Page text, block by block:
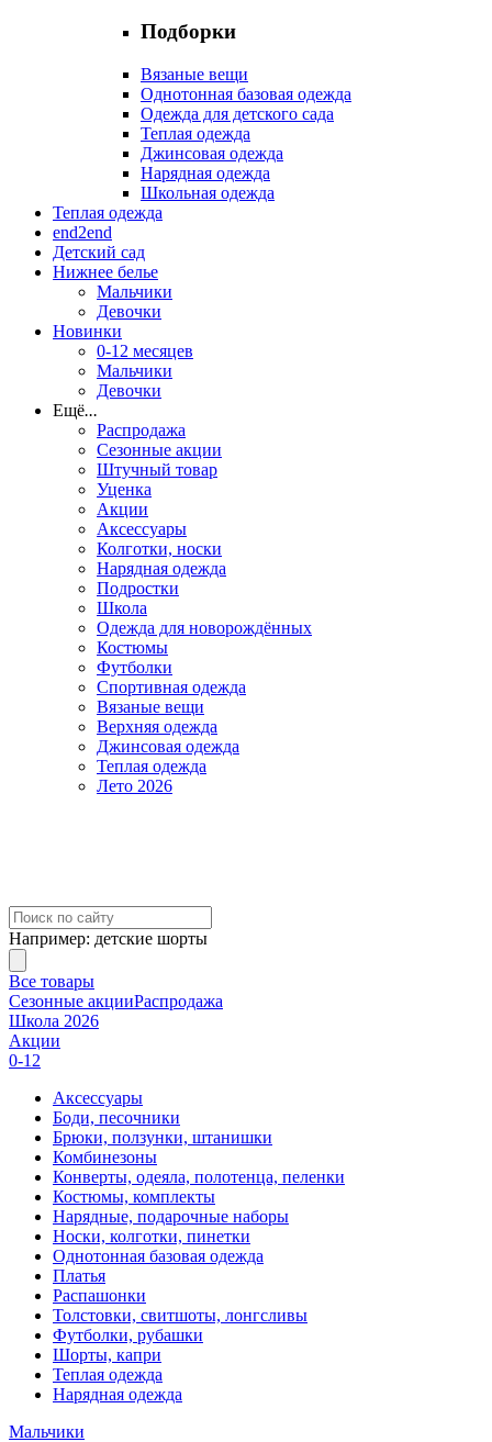
Подборки
Вязаные вещи
Однотонная базовая одежда
Одежда для детского сада
Теплая одежда
Джинсовая одежда
Нарядная одежда
Школьная одежда
Теплая одежда
end2end
Детский сад
Нижнее белье
Мальчики
Девочки
Новинки
0-12 месяцев
Мальчики
Девочки
Ещё...
Распродажа
Сезонные акции
Штучный товар
Уценка
Акции
Аксессуары
Колготки, носки
Нарядная одежда
Подростки
Школа
Одежда для новорождённых
Костюмы
Футболки
Спортивная одежда
Вязаные вещи
Верхняя одежда
Джинсовая одежда
Теплая одежда
Лето 2026
Например: детские шорты
Все товары
Сезонные акцииРаспродажа
Школа 2026
Акции
0-12
Аксессуары
Боди, песочники
Брюки, ползунки, штанишки
Комбинезоны
Конверты, одеяла, полотенца, пеленки
Костюмы, комплекты
Нарядные, подарочные наборы
Носки, колготки, пинетки
Однотонная базовая одежда
Платья
Распашонки
Толстовки, свитшоты, лонгсливы
Футболки, рубашки
Шорты, капри
Теплая одежда
Нарядная одежда
Мальчики